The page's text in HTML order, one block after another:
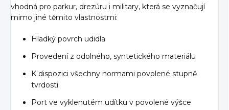
vhodná pro parkur, drezúru i military, která se vyznačují
mimo jiné těmito vlastnostmi:
Hladký povrch udidla
Provedení z odolného, syntetického materiálu
K dispozici všechny normami povolené stupně
tvrdosti
Port ve vyklenutém udítku v povolené výšce